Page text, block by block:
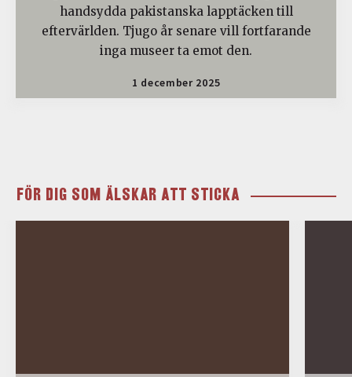
handsydda pakistanska lapptäcken till
eftervärlden. Tjugo år senare vill fortfarande
inga museer ta emot den.
1 december 2025
FÖR DIG SOM ÄLSKAR ATT STICKA